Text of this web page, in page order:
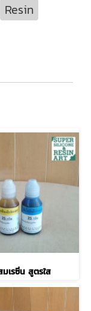
Resin
เรซิ่น สูตรใส